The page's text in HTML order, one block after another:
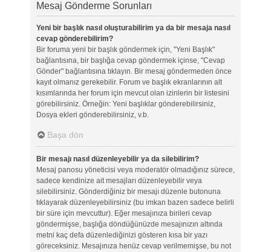
Mesaj Gönderme Sorunları
Yeni bir başlık nasıl oluşturabilirim ya da bir mesaja nasıl
cevap gönderebilirim?
Bir foruma yeni bir başlık göndermek için, "Yeni Başlık"
bağlantısına, bir başlığa cevap göndermek içinse, "Cevap
Gönder" bağlantısına tıklayın. Bir mesaj göndermeden önce
kayıt olmanız gerekebilir. Forum ve başlık ekranlarının alt
kısımlarında her forum için mevcut olan izinlerin bir listesini
görebilirsiniz. Örneğin: Yeni başlıklar gönderebilirsiniz,
Dosya ekleri gönderebilirsiniz, v.b.
Başa dön
Bir mesajı nasıl düzenleyebilir ya da silebilirim?
Mesaj panosu yöneticisi veya moderatör olmadığınız sürece,
sadece kendinize ait mesajları düzenleyebilir veya
silebilirsiniz. Gönderdiğiniz bir mesajı düzenle butonuna
tıklayarak düzenleyebilirsiniz (bu imkan bazen sadece belirli
bir süre için mevcuttur). Eğer mesajınıza birileri cevap
göndermişse, başlığa döndüğünüzde mesajınızın altında
metni kaç defa düzenlediğinizi gösteren kısa bir yazı
göreceksiniz. Mesajınıza henüz cevap verilmemişse, bu not